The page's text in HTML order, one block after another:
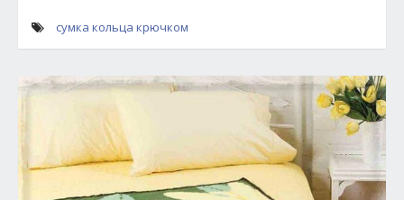
сумка кольца крючком